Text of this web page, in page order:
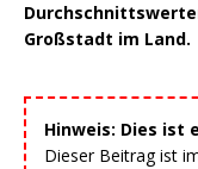
Großstadt im Land.
Hinweis: Dies ist
Dieser Beitrag ist